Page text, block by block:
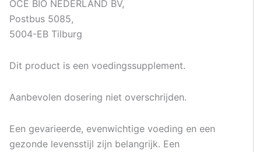
OCE BIO NEDERLAND BV,
Postbus 5085,
5004-EB Tilburg
Dit product is een voedingssupplement.
Aanbevolen dosering niet overschrijden.
Een gevarieerde, evenwichtige voeding en een
gezonde levensstijl zijn belangrijk. Een